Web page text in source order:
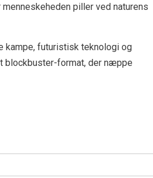
piller ved naturens
kampe, futuristisk teknologi og
blockbuster-format, der næppe